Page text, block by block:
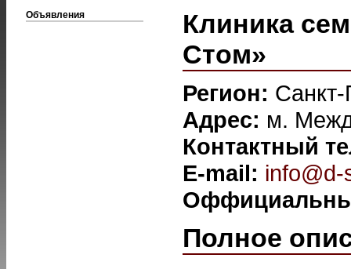
Объявления
Клиника
Стом»
Регион: Санкт-
Адрес: м.
Контактный
E-mail:
Полное